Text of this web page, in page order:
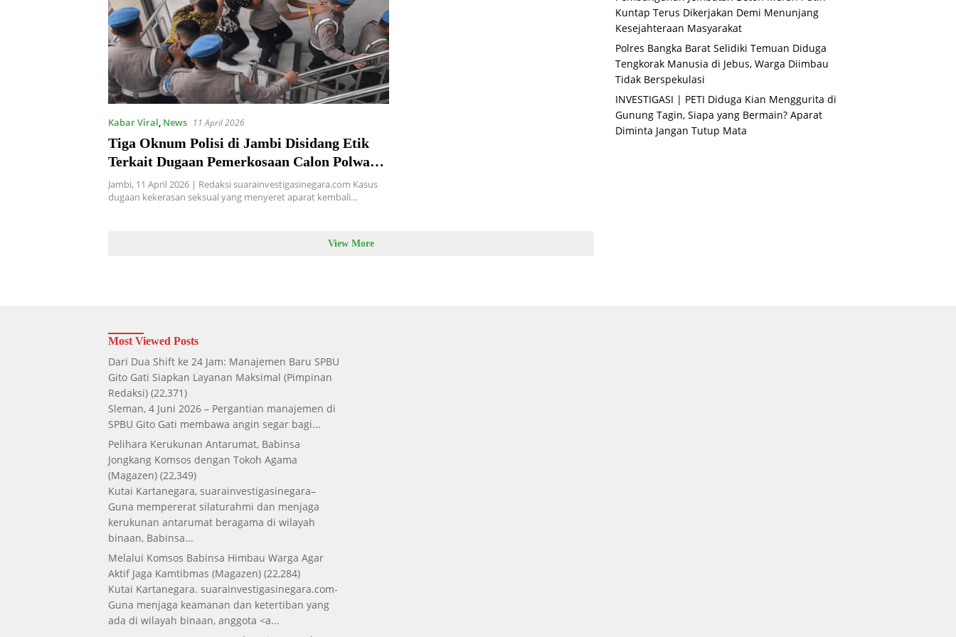
Kabar Viral, News 11 April 2026
Tiga Oknum Polisi di Jambi Disidang Etik
Terkait Dugaan Pemerkosaan Calon Polwan
— Publik Desak Sanksi Dibuka dan Proses
Pidana Jalan
Jambi, 11 April 2026 | Redaksi suarainvestigasinegara.com Kasus
dugaan kekerasan seksual yang menyeret aparat kembali…
View More
Kuntap Terus Dikerjakan Demi Menunjang
Kesejahteraan Masyarakat
Polres Bangka Barat Selidiki Temuan Diduga
Tengkorak Manusia di Jebus, Warga Diimbau
Tidak Berspekulasi
INVESTIGASI | PETI Diduga Kian Menggurita di
Gunung Tagin, Siapa yang Bermain? Aparat
Diminta Jangan Tutup Mata
Most Viewed Posts
Dari Dua Shift ke 24 Jam: Manajemen Baru SPBU
Gito Gati Siapkan Layanan Maksimal (Pimpinan
Redaksi) (22,371)
Sleman, 4 Juni 2026 – Pergantian manajemen di
SPBU Gito Gati membawa angin segar bagi...
Pelihara Kerukunan Antarumat, Babinsa
Jongkang Komsos dengan Tokoh Agama
(Magazen) (22,349)
Kutai Kartanegara, suarainvestigasinegara–
Guna mempererat silaturahmi dan menjaga
kerukunan antarumat beragama di wilayah
binaan, Babinsa...
Melalui Komsos Babinsa Himbau Warga Agar
Aktif Jaga Kamtibmas (Magazen) (22,284)
Kutai Kartanegara. suarainvestigasinegara.com-
Guna menjaga keamanan dan ketertiban yang
ada di wilayah binaan, anggota <a...